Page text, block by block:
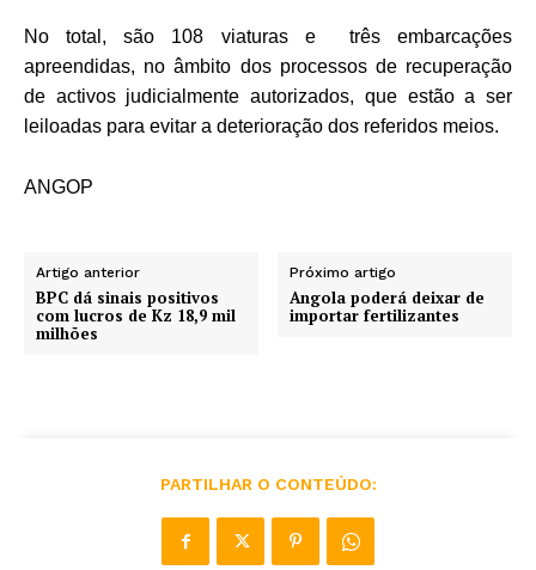
No total, são 108 viaturas e três embarcações
apreendidas, no âmbito dos processos de recuperação
de activos judicialmente autorizados, que estão a ser
leiloadas para evitar a deterioração dos referidos meios.
ANGOP
Artigo anterior
BPC dá sinais positivos
com lucros de Kz 18,9 mil
milhões
Próximo artigo
Angola poderá deixar de
importar fertilizantes
PARTILHAR O CONTEÚDO: